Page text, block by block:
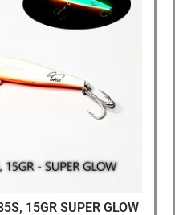
15GR SUPER GLOW